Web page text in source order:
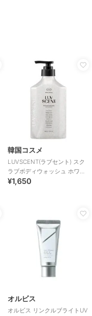
韓国コスメ
LUVSCENT(ラブセント) スク
ラブボディウォッシュ ホワイ
トシャツ リネンコットン
¥1,650
オルビス
オルビス リンクルブライトUV